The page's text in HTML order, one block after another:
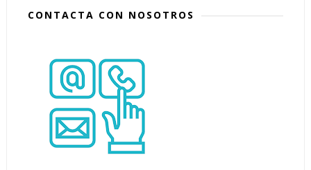
CONTACTA CON NOSOTROS